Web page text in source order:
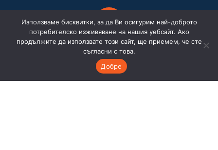
Адрес:
Бургас
Използваме бисквитки, за да Ви осигурим най-доброто
потребителско изживяване на нашия уебсайт. Ако
продължите да използвате този сайт, ще приемем, че сте
съгласни с това.
Добре